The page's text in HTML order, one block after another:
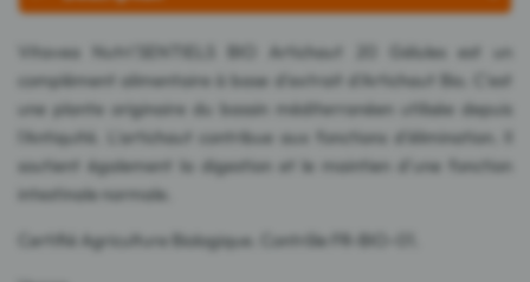
Vitavea Nutri'SENTIELS BIO Artichaut 20 Gélules est un
complément alimentaire à base d'extrait d'Artichaut Bio. C'est
une plante originaire du bassin méditerranéen utilisée depuis
l'Antiquité. L'artichaut contribue aux fonctions d'élimination. Il
soutient également la digestion et le maintien d'une fonction
intestinale normale.
Certifié Agriculture Biologique. Contrôle FR-BIO-01.